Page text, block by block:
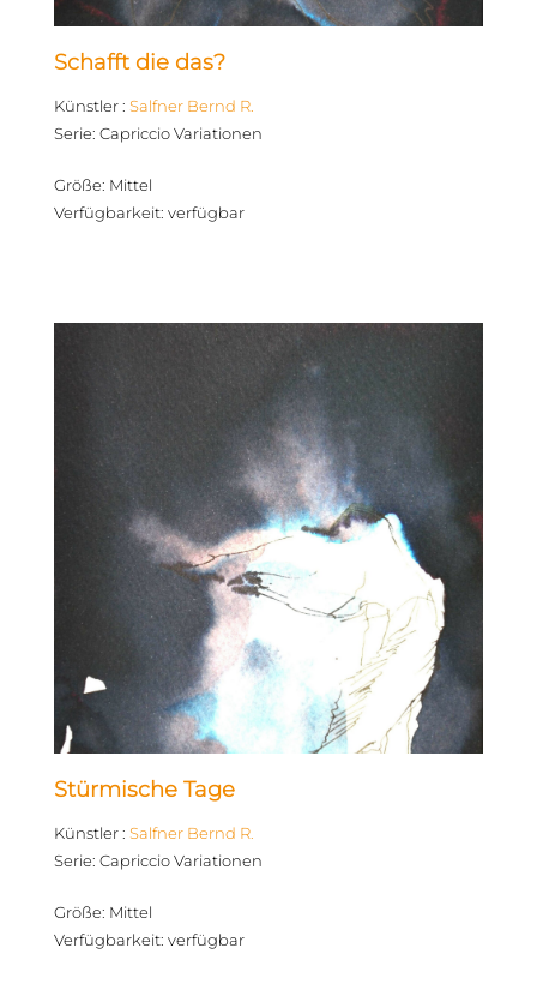
Schafft die das?
Künstler: Salfner Bernd R.
Serie: Capriccio Variationen
Größe: Mittel
Verfügbarkeit: verfügbar
Stürmische Tage
Künstler: Salfner Bernd R.
Serie: Capriccio Variationen
Größe: Mittel
Verfügbarkeit: verfügbar